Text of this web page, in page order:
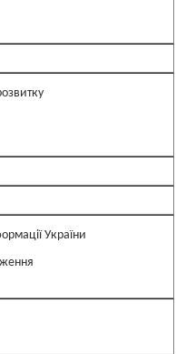
України